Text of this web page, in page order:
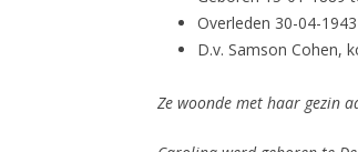
Overleden 30-04-
D.v. Samson Cohen,
Ze woonde met haar gezin